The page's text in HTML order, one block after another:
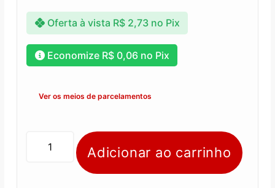
Oferta à vista R$2,73 no Pix
Economize R$0,06no Pix
Ver os meios de parcelamentos
Adicionar ao carrinho